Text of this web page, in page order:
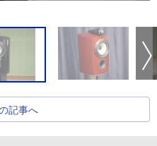
記事へ